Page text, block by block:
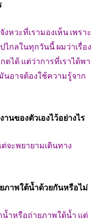
หวะที่เรามองเห็น เพราะ
กลในทุกวันนี้ ผมว่าเรื่อง
ดได้ แต่ว่าการที่เราได้พา
นอาจต้องใช้ความรู้จาก
นของตัวเองไว้อย่างไร
จะพยายามเดินทาง
ภาพใต้น้ำด้วยกันหรือไม่
น้ำหรือถ่ายภาพใต้น้ำ แต่